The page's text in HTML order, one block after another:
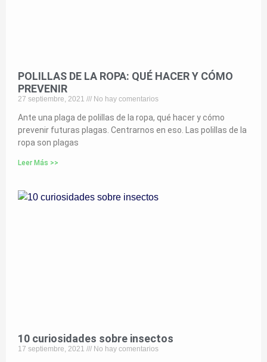
POLILLAS DE LA ROPA: QUÉ HACER Y CÓMO
PREVENIR
27 septiembre, 2021 No hay comentarios
Ante una plaga de polillas de la ropa, qué hacer y cómo
prevenir futuras plagas. Centrarnos en eso. Las polillas de la
ropa son plagas
Leer Más >>
10 curiosidades sobre insectos
17 septiembre, 2021 No hay comentarios